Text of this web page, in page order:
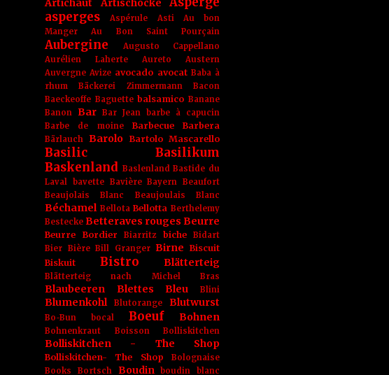
Artichaut Artischocke
asperges
Aspérule Asti
Au bon
Manger
Au Bon Saint Pourçain
Aubergine
Augusto Cappellano
Aurélien Laherte
Aureto
Austern
Auvergne Avize avocado avocat Baba à
rhum
Bäckerei Zimmermann
Bacon
Baeckeoffe Baguette balsamico Banane
Banon Bar Bar Jean
barbe à capucin
Barbe de moine
Barbecue Barbera
Bärlauch Barolo Bartolo Mascarello
Basilic
Basilikum
Baskenland Baslenland Bastide du
Laval
bavette Bavière Bayern Beaufort
Beaujolais Blanc
Beaujoulais Blanc
Béchamel Bellota Bellotta Berthelemy
Bestecke Betteraves rouges Beurre
Beurre Bordier Biarritz biche
Bidart
Bier Bière Bill Granger Birne
Biscuit
Biskuit
Bistro Blätterteig
Blätterteig nach Michel Bras
Blaubeeren Blettes Bleu Blini
Blumenkohl Blutorange Blutwurst
Bo-Bun bocal Boeuf Bohnen
Bohnenkraut Boisson Bolliskitchen
Bolliskitchen - The Shop
Bolliskitchen- The Shop
Bolognaise
Books
Bortsch Boudin boudin blanc